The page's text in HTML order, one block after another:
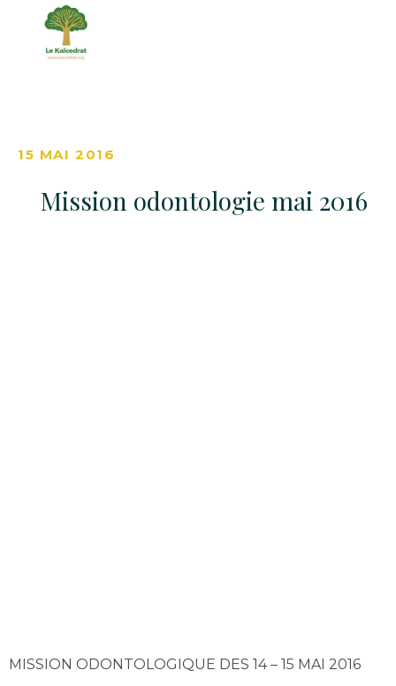
15 MAI 2016
Mission odontologie mai 2016
MISSION ODONTOLOGIQUE DES 14 – 15 MAI 2016